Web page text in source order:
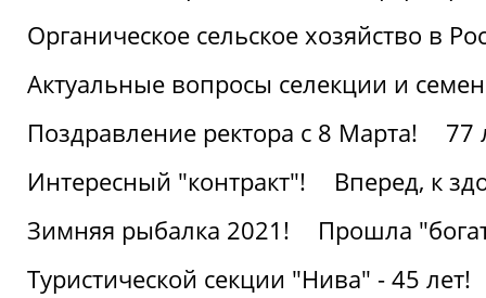
Органическое сельское хозяйство в
Актуальные вопросы селекции и
Поздравление ректора с 8 Марта!
77
Интересный "контракт"!
Вперед, к
Зимняя рыбалка 2021!
Прошла
Туристической секции "Нива" - 45 лет!